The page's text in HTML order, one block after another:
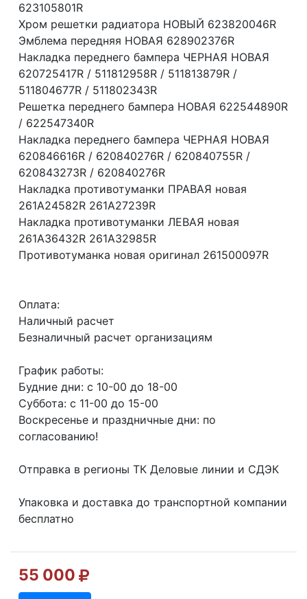
623105801R
Хром решетки радиатора НОВЫЙ 623820046R
Эмблема передняя НОВАЯ 628902376R
Накладка переднего бампера ЧЕРНАЯ НОВАЯ
620725417R / 511812958R / 511813879R /
511804677R / 511802343R
Решетка переднего бампера НОВАЯ 622544890R
/ 622547340R
Накладка переднего бампера ЧЕРНАЯ НОВАЯ
620846616R / 620840276R / 620840755R /
620843273R / 620840276R
Накладка противотуманки ПРАВАЯ новая
261A24582R 261A27239R
Накладка противотуманки ЛЕВАЯ новая
261A36432R 261A32985R
Противотуманка новая оригинал 261500097R
Оплата:
Наличный расчет
Безналичный расчет организациям
График работы:
Будние дни: с 10-00 до 18-00
Суббота: с 11-00 до 15-00
Воскресенье и праздничные дни: по
согласованию!
Отправка в регионы ТК Деловые линии и СДЭК
Упаковка и доставка до транспортной компании
бесплатно
55 000